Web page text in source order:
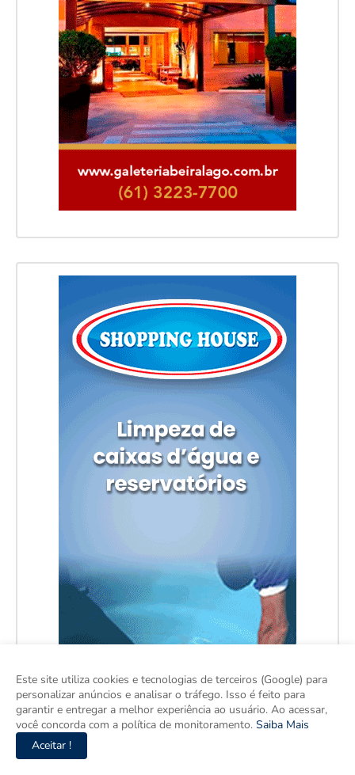
Este site utiliza cookies e tecnologias de terceiros (Google) para
personalizar anúncios e analisar o tráfego. Isso é feito para
garantir e entregar a melhor experiência ao usuário. Ao acessar,
você concorda com a política de monitoramento. Saiba Mais
Aceitar !